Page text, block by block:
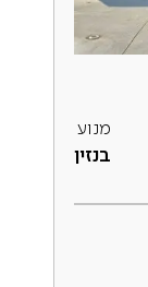
מנוע
בנזין